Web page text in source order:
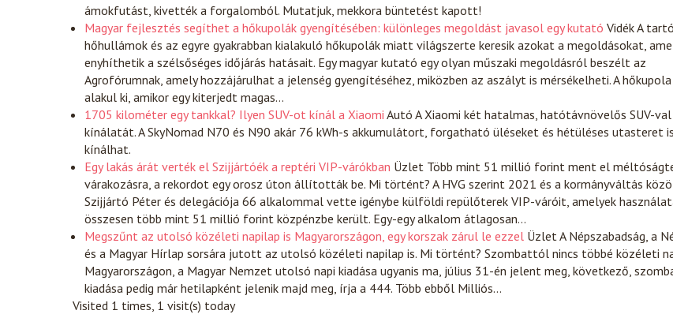
ámokfutást, kivették a forgalomból. Mutatjuk, mekkora büntetést kapott!
Magyar fejlesztés segíthet a hőkupolák gyengítésében: különleges megoldást javasol egy kutató VidékA
hőhullámok és az egyre gyakrabban kialakuló hőkupolák miatt világszerte keresik azokat a megoldásokat,
enyhíthetik a szélsőséges időjárás hatásait. Egy magyar kutató egy olyan műszaki megoldásról beszélt az
Agrofórumnak, amely hozzájárulhat a jelenség gyengítéséhez, miközben az aszályt is mérsékelheti. A
alakul ki, amikor egy kiterjedt magas…
1705 kilométer egy tankkal? Ilyen SUV-ot kínál a Xiaomi Autó A Xiaomi két hatalmas, hatótávnövelős SUV-
kínálatát. A SkyNomad N70 és N90 akár 76 kWh-s akkumulátort, forgatható üléseket és hétüléses utasteret is
kínálhat.
Egy lakás árát verték el Szijjártóék a reptéri VIP-várókban Üzlet Több mint 51 millió forint ment el
várakozásra, a rekordot egy orosz úton állították be. Mi történt? A HVG szerint 2021 és a kormányváltás
Szijjártó Péter és delegációja 66 alkalommal vette igénybe külföldi repülőterek VIP-váróit, amelyek
összesen több mint 51 millió forint közpénzbe került. Egy-egy alkalom átlagosan…
Megszűnt az utolsó közéleti napilap is Magyarországon, egy korszak zárul le ezzel ÜzletA Népszabadság, a
és a Magyar Hírlap sorsára jutott az utolsó közéleti napilap is. Mi történt? Szombattól nincs többé közéleti
Magyarországon, a Magyar Nemzet utolsó napi kiadása ugyanis ma, július 31-én jelent meg, következő,
kiadása pedig már hetilapként jelenik majd meg, írja a 444. Több ebből Milliós…
Visited 1 times, 1 visit(s) today